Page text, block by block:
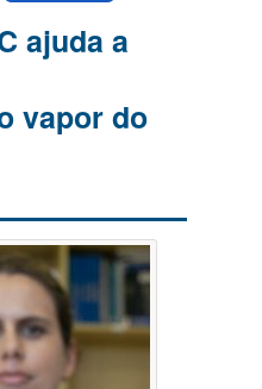
ajuda a
vapor do